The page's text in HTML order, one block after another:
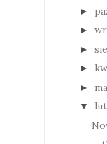
►
►
► sie
►
►
▼ lut